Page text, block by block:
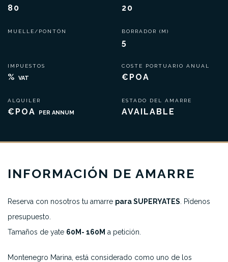
80
MUELLE/PONTÓN
IMPUESTOS
% VAT
ALQUILER
€POA PER ANNUM
20
BORRADOR (M)
5
COSTE PORTUARIO ANUAL
€POA
ESTADO DEL AMARRE
AVAILABLE
INFORMACIÓN DE AMARRE
Reserva con nosotros tu amarre para SUPERYATES . Pídenos
presupuesto.
Tamaños de yate 60M- 160M a petición.
Montenegro Marina, está considerado como uno de los